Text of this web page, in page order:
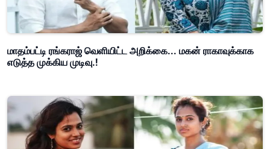
மாதம்பட்டி ரங்கராஜ் வெளியிட்ட அறிக்கை... மகன் ராகாவுக்காக
எடுத்த முக்கிய முடிவு.!